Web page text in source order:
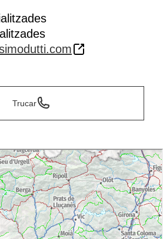
Trucar